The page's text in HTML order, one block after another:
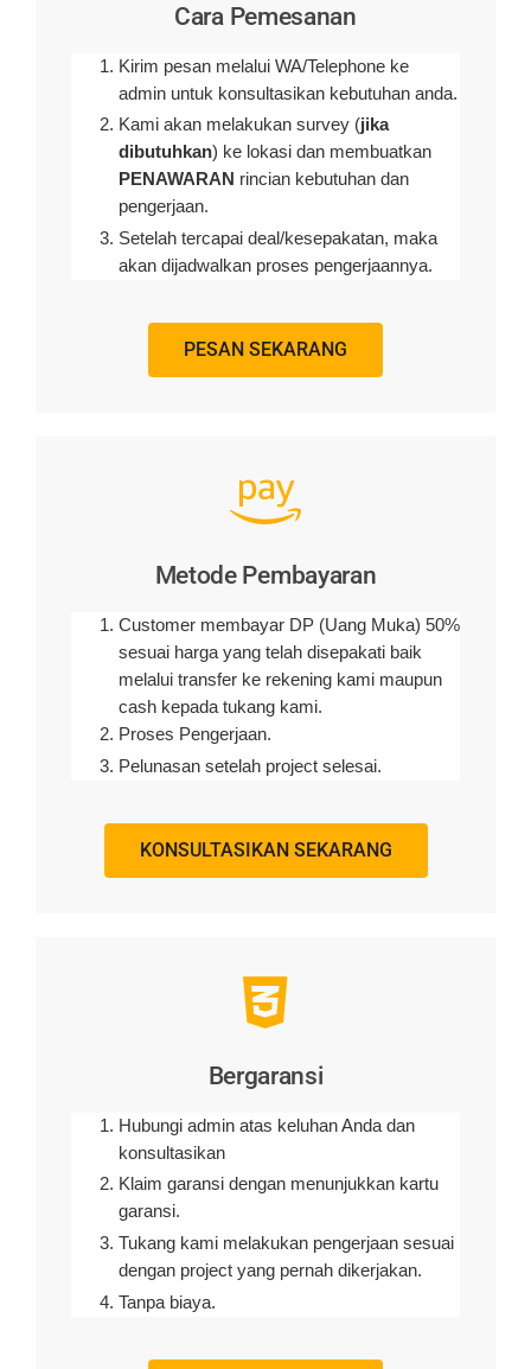
Cara Pemesanan
Kirim pesan melalui WA/Telephone ke
admin untuk konsultasikan kebutuhan anda.
Kami akan melakukan survey (jika
dibutuhkan) ke lokasi dan membuatkan
PENAWARAN rincian kebutuhan dan
pengerjaan.
Setelah tercapai deal/kesepakatan, maka
akan dijadwalkan proses pengerjaannya.
PESAN SEKARANG
Metode Pembayaran
Customer membayar DP (Uang Muka) 50%
sesuai harga yang telah disepakati baik
melalui transfer ke rekening kami maupun
cash kepada tukang kami.
Proses Pengerjaan.
Pelunasan setelah project selesai.
KONSULTASIKAN SEKARANG
Bergaransi
Hubungi admin atas keluhan Anda dan
konsultasikan
Klaim garansi dengan menunjukkan kartu
garansi.
Tukang kami melakukan pengerjaan sesuai
dengan project yang pernah dikerjakan.
Tanpa biaya.